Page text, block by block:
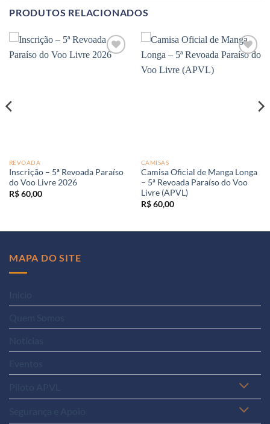
PRODUTOS RELACIONADOS
REVOADA
Inscrição – 5ª Revoada Paraíso
do Voo Livre 2026
R$60,00
CAMISAS
Camisa Oficial de Manga Longa
– 5ª Revoada Paraíso do Voo
Livre (APVL)
R$60,00
MAPA DO SITE